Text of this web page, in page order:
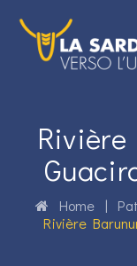
Home |
Rivière